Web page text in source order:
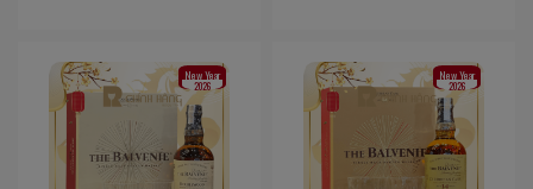
New Year
2026
New Year
2026